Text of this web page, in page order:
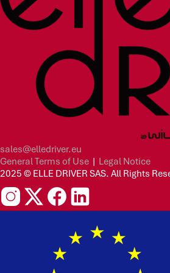
sales@elledriver.eu
General Terms of Use | Legal Notice
2025 © ELLE DRIVER SAS. All Rights